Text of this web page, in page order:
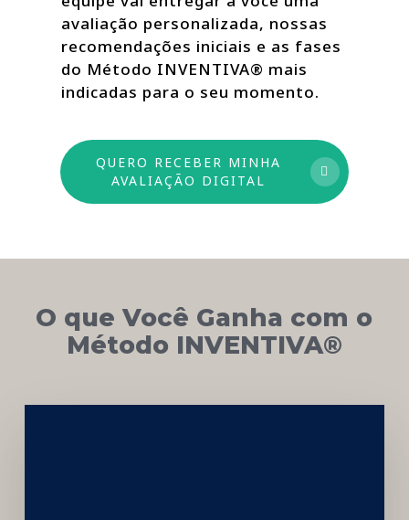
avaliação personalizada, nossas
recomendações iniciais e as fases
do Método INVENTIVA® mais
indicadas para o seu momento.
QUERO RECEBER MINHA
AVALIAÇÃO DIGITAL
O que Você Ganha com o
Método INVENTIVA®